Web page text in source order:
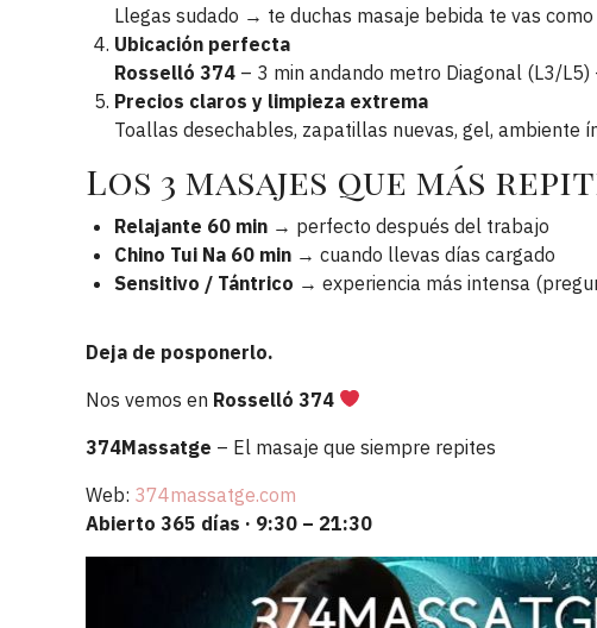
Llegas sudado → te duchas masaje bebida te vas como
Ubicación perfecta
Rosselló 374 – 3 min andando metro Diagonal (L3/
Precios claros y limpieza extrema
Toallas desechables, zapatillas nuevas, gel, ambiente
Los 3 masajes que más
Relajante 60 min → perfecto después del trabajo
Chino Tui Na 60 min → cuando llevas días cargado
Sensitivo / Tántrico → experiencia más intensa
Deja de posponerlo.
Nos vemos en Rosselló 374
374Massatge – El masaje que siempre repites
Web: 374massatge.com
Abierto 365 días · 9:30 – 21:30